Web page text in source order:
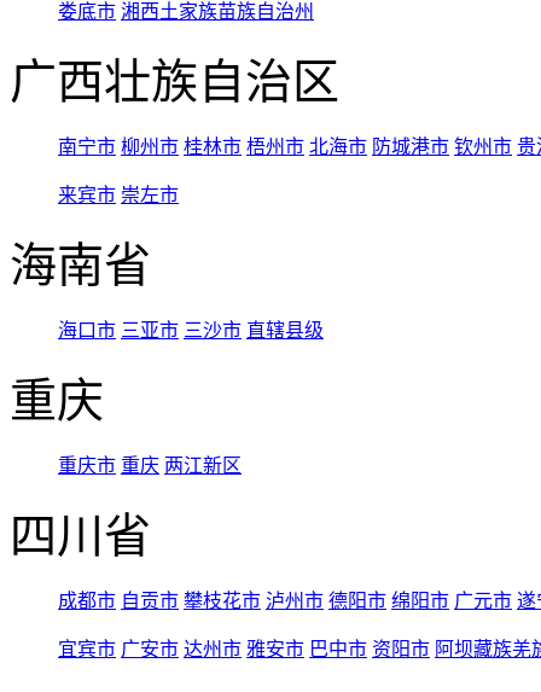
娄底市 湘西土家族苗族自治州
广西壮族自治区
南宁市 柳州市 桂林市 梧州市 北海市 防城港市 钦州市 贵
来宾市 崇左市
海南省
海口市 三亚市 三沙市 直辖县级
重庆
重庆市 重庆 两江新区
四川省
成都市 自贡市 攀枝花市 泸州市 德阳市 绵阳市 广元市 遂
宜宾市 广安市 达州市 雅安市 巴中市 资阳市 阿坝藏族羌